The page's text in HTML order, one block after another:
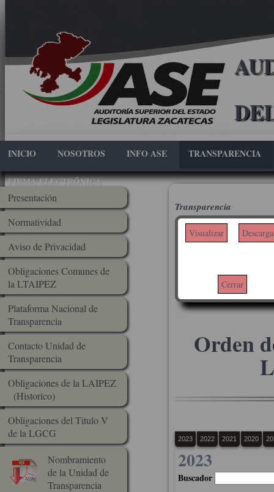
INICIO NOSOTROS INFO ASE TRANSPARENCIA
FIRMA ELECTRÓNICA
Presentación
Normatividad
Aviso de Privacidad
Obligaciones Comunes de
la LTAIPEZ
Plataforma Nacional de
Transparencia
Contacto Unidad de
Transparencia
Obligaciones de la LAIPEZ
(Historico)
Obligaciones del Titulo V
de la LGCG
Nombramiento
de la Unidad de
Transparencia
Transparencia
Visualizar
Cerrar
Orden
2023
Buscador
2023 2022 2021 2020